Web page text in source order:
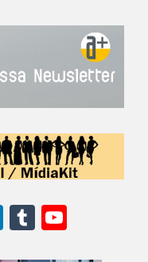
LinkedIn
Tumblr